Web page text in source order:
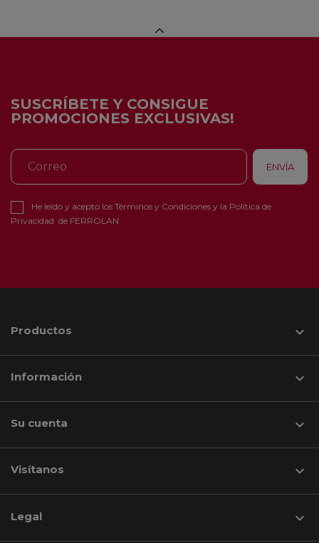
SUSCRÍBETE Y CONSIGUE
PROMOCIONES EXCLUSIVAS!
He leído y acepto los Términos y Condiciones y la Política de
Privacidad de FERROLAN
Productos 
Información 
Su cuenta 
Visítanos keyboard_arrow_down
Legal 